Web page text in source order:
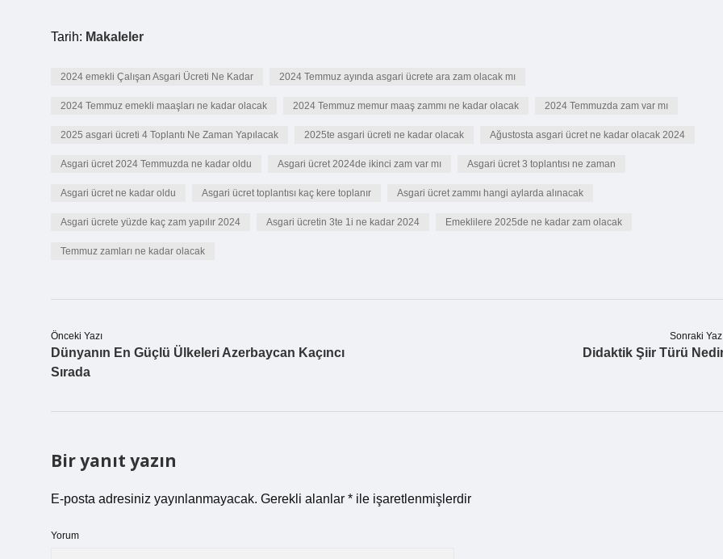
Tarih: Makaleler
2024 emekli Çalışan Asgari Ücreti Ne Kadar 2024 Temmuz ayında asgari ücrete ara zam olacak mı
2024 Temmuz emekli maaşları ne kadar olacak 2024 Temmuz memur maaş zammı ne kadar olacak 2024 Temmuzda zam var mı
2025 asgari ücreti 4 Toplantı Ne Zaman Yapılacak 2025te asgari ücreti ne kadar olacak Ağustosta asgari ücret ne kadar olacak 2024
Asgari ücret 2024 Temmuzda ne kadar oldu Asgari ücret 2024de ikinci zam var mı Asgari ücret 3 toplantısı ne zaman
Asgari ücret ne kadar oldu Asgari ücret toplantısı kaç kere toplanır Asgari ücret zammı hangi aylarda alınacak
Asgari ücrete yüzde kaç zam yapılır 2024 Asgari ücretin 3te 1i ne kadar 2024 Emeklilere 2025de ne kadar zam olacak
Temmuz zamları ne kadar olacak
Önceki Yazı
Dünyanın En Güçlü Ülkeleri Azerbaycan Kaçıncı
Sırada
Sonraki
Didaktik Şiir Türü
Bir yanıt yazın
E-posta adresiniz yayınlanmayacak. Gerekli alanlar * ile işaretlenmişlerdir
Yorum